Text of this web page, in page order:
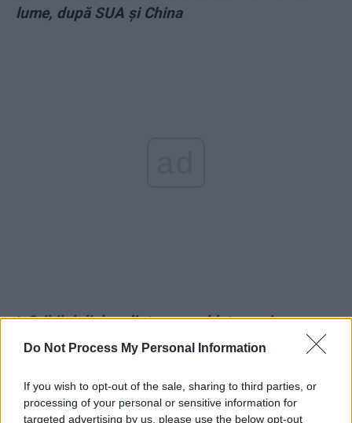
Do Not Process My Personal Information
If you wish to opt-out of the sale, sharing to third parties, or
processing of your personal or sensitive information for
targeted advertising by us, please use the below opt-out
lume, după SUA și China
*Oribilul dialog dintre un soldat rus și mama
lui: „Eu omor oameni aici, mamă!“ / „Ești sigur
până le rupem oasele. N-am nicio remușcare” /
„Și eu, dacă aș fi acolo, m-aș bucura!”